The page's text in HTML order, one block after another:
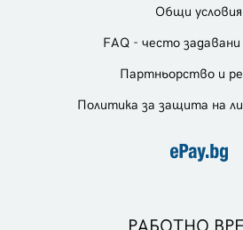
Общи условия
FAQ - често
Партньорство и
Политика за защита на